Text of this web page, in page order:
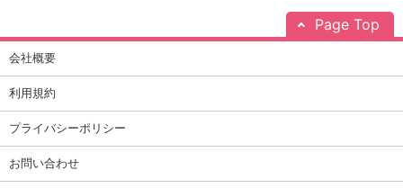
Page Top
会社概要
利用規約
プライバシーポリシー
お問い合わせ